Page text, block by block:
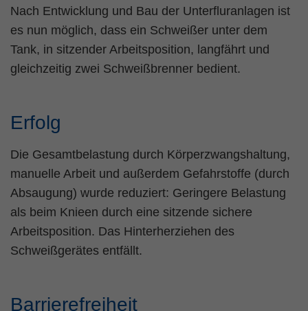
Nach Entwicklung und Bau der Unterfluranlagen ist
es nun möglich, dass ein Schweißer unter dem
Tank, in sitzender Arbeitsposition, langfährt und
gleichzeitig zwei Schweißbrenner bedient.
Erfolg
Die Gesamtbelastung durch Körperzwangshaltung,
manuelle Arbeit und außerdem Gefahrstoffe (durch
Absaugung) wurde reduziert: Geringere Belastung
als beim Knieen durch eine sitzende sichere
Arbeitsposition. Das Hinterherziehen des
Schweißgerätes entfällt.
Barrierefreiheit